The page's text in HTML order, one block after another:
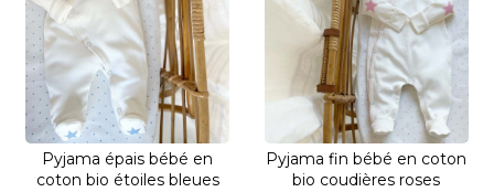
Pyjama épais bébé en
coton bio étoiles bleues
Pyjama fin bébé en coton
bio coudières roses